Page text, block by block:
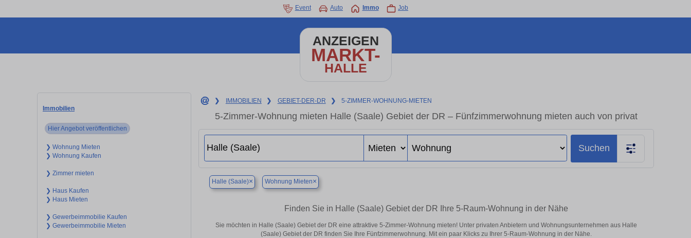
Event Auto Immo Job
ANZEIGEN
MARKT-
HALLE
Immobilien
Hier Angebot veröffentlichen
❯ Wohnung Mieten
❯ Wohnung Kaufen
❯ Zimmer mieten
❯ Haus Kaufen
❯ Haus Mieten
❯ Gewerbeimmobilie Kaufen
❯ Gewerbeimmobilie Mieten
❯ IMMOBILIEN ❯ GEBIET-DER-DR ❯ 5-ZIMMER-WOHNUNG-MIETEN
5-Zimmer-Wohnung mieten Halle (Saale) Gebiet der DR – Fünfzimmerwohnung mieten auch von privat
Suchen
Halle (Saale)× Wohnung Mieten×
Finden Sie in Halle (Saale) Gebiet der DR Ihre 5-Raum-Wohnung in der Nähe
Sie möchten in Halle (Saale) Gebiet der DR eine attraktive 5-Zimmer-Wohnung mieten! Unter privaten Anbietern und Wohnungsunternehmen aus Halle
(Saale) Gebiet der DR finden Sie Ihre Fünfzimmerwohnung. Mit ein paar Klicks zu Ihrer 5-Raum-Wohnung in der Nähe.